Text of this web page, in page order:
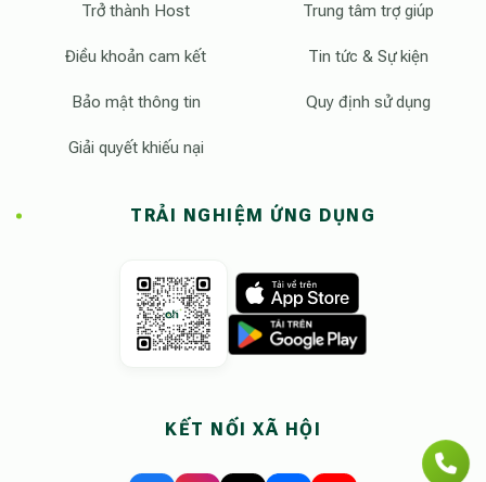
Trở thành Host
Điều khoản cam kết
Bảo mật thông tin
Giải quyết khiếu nại
Trung tâm trợ giúp
Tin tức & Sự kiện
Quy định sử dụng
TRẢI NGHIỆM ỨNG DỤNG
KẾT NỐI XÃ HỘI